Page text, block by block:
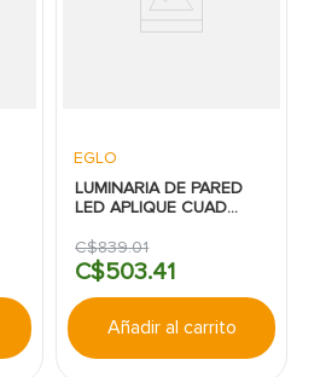
EGLO
LUMINARIA DE PARED
LED APLIQUE CUAD
5W IP44 MOD 74023
NEGRA EGLO
C$839.01
C$503.41
Añadir al carrito